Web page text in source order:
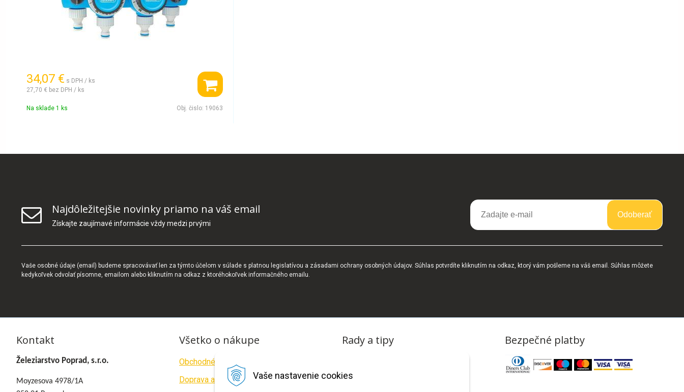
Vaše nastavenie cookies
34,07 € s DPH / ks
27,70 € bez DPH / ks
Na sklade 1 ks Obj. čislo: 19063
Najdôležitejšie novinky priamo na váš email
Získajte zaujímavé informácie vždy medzi prvými
Odoberať
Vaše osobné údaje (email) budeme spracovávať len za týmto účelom v súlade s platnou legislatívou a zásadami ochrany osobných údajov. Súhlas potvrdíte kliknutím na odkaz, ktorý vám pošleme na váš email. Súhlas môžete
kedykoľvek odvolať písomne, emailom alebo kliknutím na odkaz z ktoréhokoľvek informačného emailu.
Kontakt
Železiarstvo Poprad, s.r.o.
Moyzesova 4978/1A
Všetko o nákupe
Obchodné podmienky
Doprava a platba
Rady a tipy Bezpečné platby